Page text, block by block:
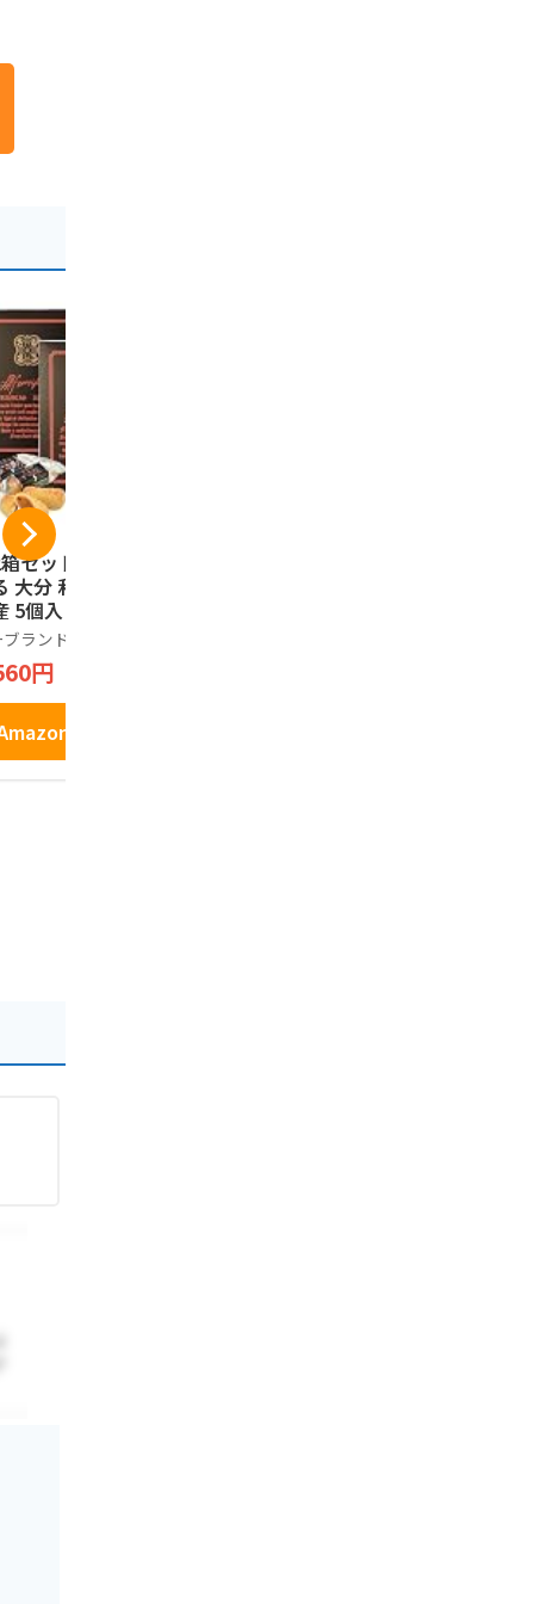
箱セット】 ざび
大分 和菓子 お
5個入り
ランド品
円
で見る